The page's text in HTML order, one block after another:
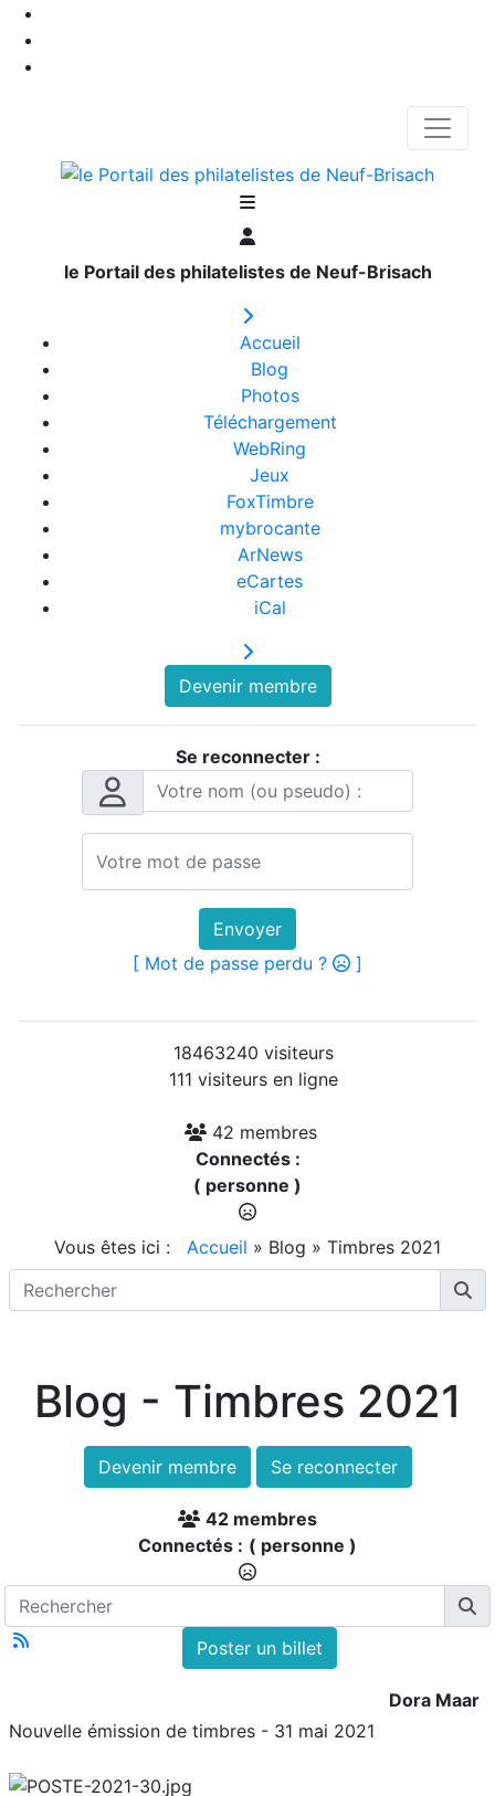
le Portail des philatelistes de Neuf-Brisach
Accueil
Blog
Photos
Téléchargement
WebRing
Jeux
FoxTimbre
mybrocante
ArNews
eCartes
iCal
Devenir membre
Se reconnecter :
Envoyer
[ Mot de passe perdu ?
]
18463240 visiteurs
111 visiteurs en ligne
42 membres
Connectés :
( personne )
Vous êtes ici : Accueil » Blog » Timbres 2021
Blog - Timbres 2021
Devenir membre Se reconnecter
42 membres
Connectés : ( personne )
Poster un billet
Dora Maar
Nouvelle émission de timbres - 31 mai 2021